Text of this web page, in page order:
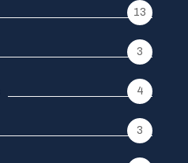
13
3
4
3